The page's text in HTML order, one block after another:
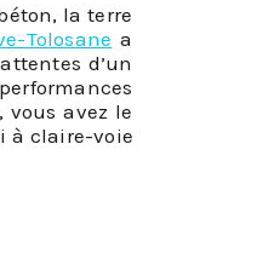
la terre
Tolosane a
d’un
vous avez le
à claire-voie